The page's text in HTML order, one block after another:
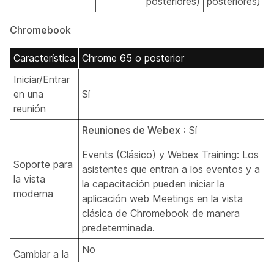
Chromebook
Característica Chrome 65 o posterior
Iniciar/Entrar
en una
reunión
Sí
Soporte para
la vista
moderna
Reuniones de Webex : Sí
Events (Clásico) y Webex Training: Los
asistentes que entran a los eventos y a
la capacitación pueden iniciar la
aplicación web Meetings en la vista
clásica de Chromebook de manera
predeterminada.
Cambiar a la
No